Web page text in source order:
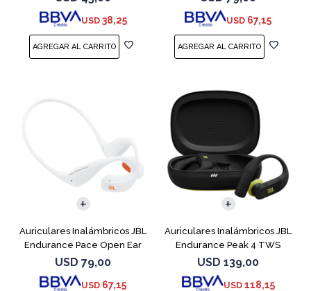
USD 38,25 USD 67,15
Auriculares Inalámbricos JBL
Endurance Pace Open Ear
Blanco
USD 79,00
USD 67,15
Auriculares Inalámbricos JBL
Endurance Peak 4 TWS
Negro
USD 139,00
USD 118,15